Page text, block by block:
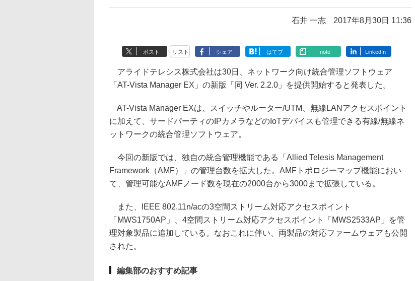
石井 一志 2017年8月30日 11:36
ポスト リスト シェア はてブ note LinkedIn
アライドテレシス株式会社は30日、ネットワーク向け統合管理ソフトウェア
「AT-Vista Manager EX」の新版「同 Ver. 2.2.0」を提供開始すると発表した。
AT-Vista Manager EXは、スイッチやルーター/UTM、無線LANアクセスポイント
に加えて、サードパーティのIPカメラなどのIoTデバイスも管理できる有線/無線ネ
ットワークの統合管理ソフトウェア。
今回の新版では、独自の統合管理機能である「Allied Telesis Management
Framework（AMF）」の管理台数を拡大した。AMFトポロジーマップ機能におい
て、管理可能なAMFノード数を現在の2000台から3000まで拡張している。
また、IEEE 802.11n/acの3空間ストリーム対応アクセスポイント
「MWS1750AP」、4空間ストリーム対応アクセスポイント「MWS2533AP」を管
理対象製品に追加している。なおこれに伴い、両製品の対応ファームウェアも公開
された。
編集部のおすすめ記事